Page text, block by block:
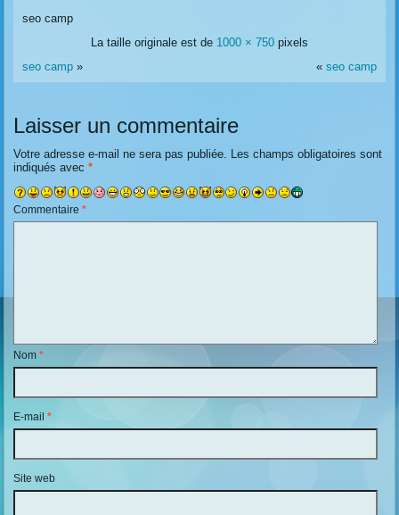
seo camp
La taille originale est de 1000 × 750 pixels
seo camp » « seo camp
Laisser un commentaire
Votre adresse e-mail ne sera pas publiée. Les champs obligatoires sont
indiqués avec*
Commentaire*
Nom*
E-mail*
Site web